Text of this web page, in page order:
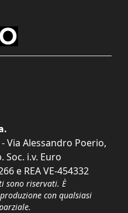
Via Alessandro Poerio,
Soc. i.v. Euro
e REA VE-454332
sono riservati. È
con qualsiasi